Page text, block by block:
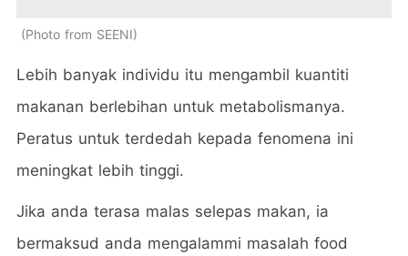
Photo from SEENI
Lebih banyak individu itu mengambil kuantiti
makanan berlebihan untuk metabolismanya.
Peratus untuk terdedah kepada fenomena ini
meningkat lebih tinggi.
Jika anda terasa malas selepas makan, ia
bermaksud anda mengalammi masalah food